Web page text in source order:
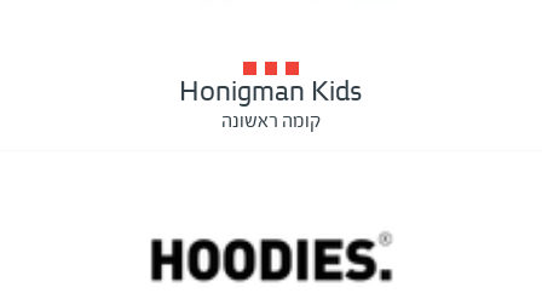
Honigman Kids
קומה ראשונה